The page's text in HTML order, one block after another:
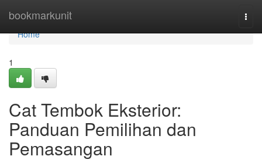
bookmarkunit
Home
Home
1
Cat Tembok Eksterior:
Panduan Pemilihan dan
Pemasangan